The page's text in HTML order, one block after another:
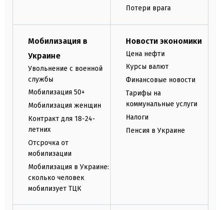
Потери врага
Мобилизация в
Украине
Увольнение с военной
службы
Мобилизация 50+
Мобилизация женщин
Контракт для 18-24-
летних
Отсрочка от
мобилизации
Мобилизация в Украине:
сколько человек
мобилизует ТЦК
Новости экономики
Цена нефти
Курсы валют
Финансовые новости
Тарифы на
коммунальные услуги
Налоги
Пенсия в Украине